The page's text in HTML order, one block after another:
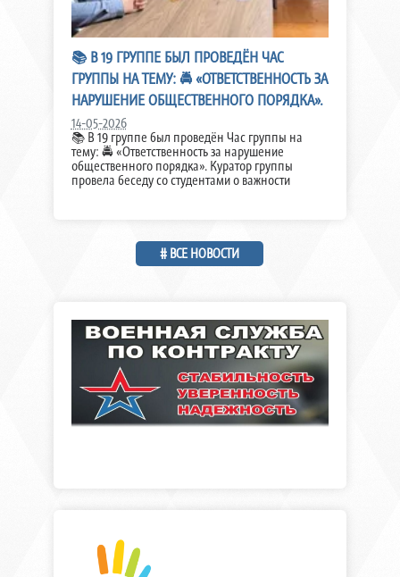
📚 В 19 ГРУППЕ БЫЛ ПРОВЕДЁН ЧАС
ГРУППЫ НА ТЕМУ: 🚔 «ОТВЕТСТВЕННОСТЬ ЗА
НАРУШЕНИЕ ОБЩЕСТВЕННОГО ПОРЯДКА».
14-05-2026
📚 В 19 группе был проведён Час группы на
тему: 🚔 «Ответственность за нарушение
общественного порядка». Куратор группы
провела беседу со студентами о важности
# ВСЕ НОВОСТИ